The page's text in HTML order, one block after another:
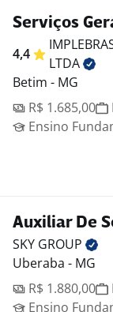
Serviços
4,4
LTDA
Betim - MG
R$ 1.685,00
Ensino
Auxiliar De
SKY GROUP
Uberaba - MG
R$ 1.880,00
Ensino